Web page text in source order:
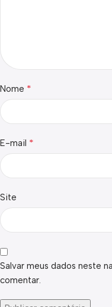
Nome *
E-mail *
Site
Salvar meus dados neste
comentar.